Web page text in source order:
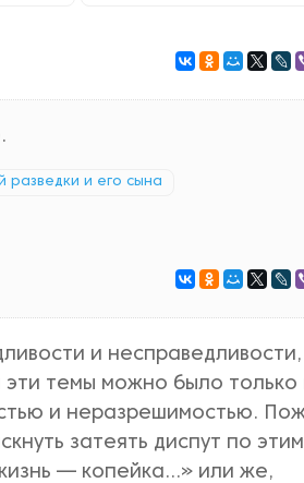
разведки и его сына
и несправедливости,
эти темы можно было толь­ко
и неразрешимостью.
затеять диспут по этим
— копейка...» или же,